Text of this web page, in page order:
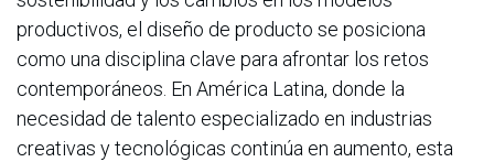
productivos, el diseño de producto se posiciona
como una disciplina clave para afrontar los retos
contemporáneos. En América Latina, donde la
necesidad de talento especializado en industrias
creativas y tecnológicas continúa en aumento, esta